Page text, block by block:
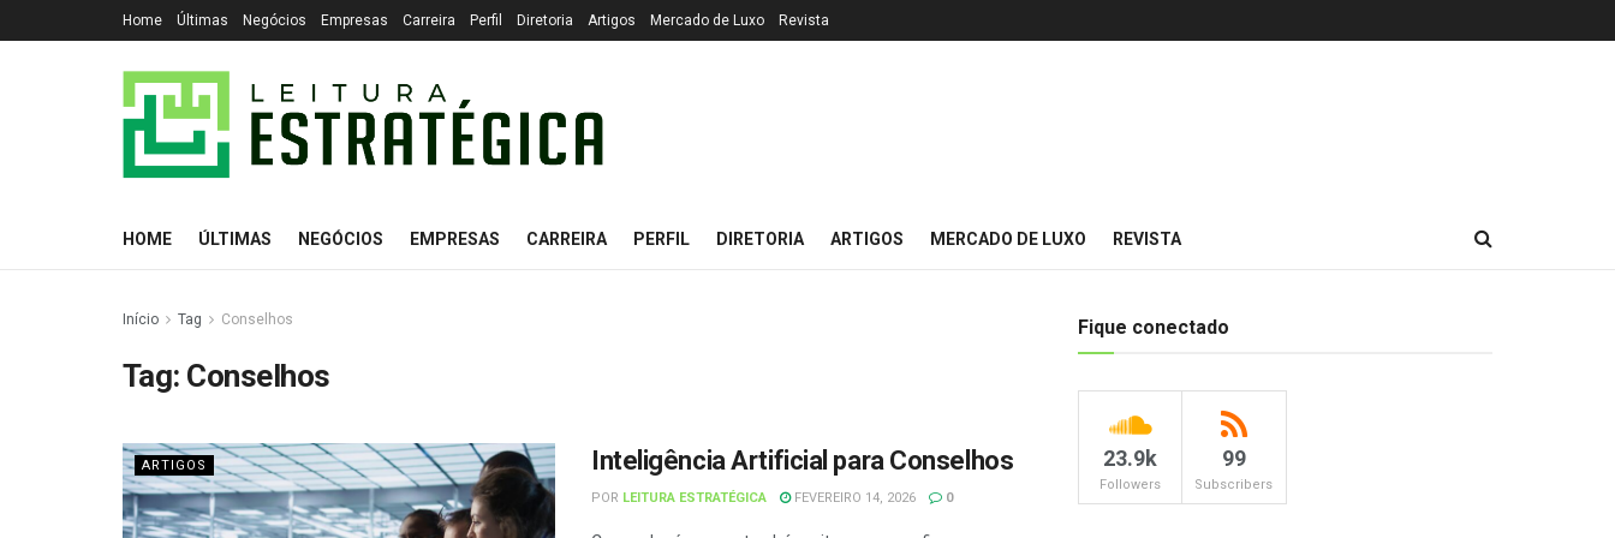
Home Últimas Negócios Empresas Carreira Perfil Diretoria Artigos Mercado de Luxo Revista
HOME ÚLTIMAS NEGÓCIOS EMPRESAS CARREIRA PERFIL DIRETORIA ARTIGOS MERCADO DE LUXO REVISTA
Início Tag Conselhos
Tag: Conselhos
ARTIGOS Inteligência Artificial para Conselhos
POR LEITURA ESTRATÉGICA FEVEREIRO 14, 2026 0
Fique conectado
23.9k
Followers
99
Subscribers